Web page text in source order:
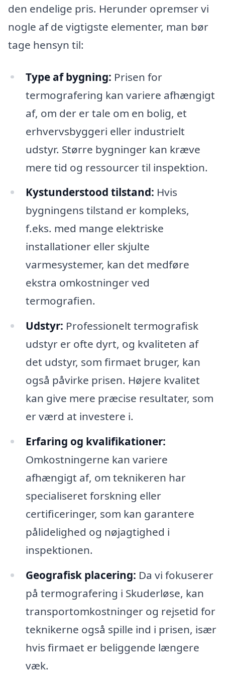
den endelige pris. Herunder opremser vi
nogle af de vigtigste elementer, man bør
tage hensyn til:
Type af bygning: Prisen for
termografering kan variere afhængigt
af, om der er tale om en bolig, et
erhvervsbyggeri eller industrielt
udstyr. Større bygninger kan kræve
mere tid og ressourcer til inspektion.
Kystunderstood tilstand: Hvis
bygningens tilstand er kompleks,
f.eks. med mange elektriske
installationer eller skjulte
varmesystemer, kan det medføre
ekstra omkostninger ved
termografien.
Udstyr: Professionelt termografisk
udstyr er ofte dyrt, og kvaliteten af
det udstyr, som firmaet bruger, kan
også påvirke prisen. Højere kvalitet
kan give mere præcise resultater, som
er værd at investere i.
Erfaring og kvalifikationer:
Omkostningerne kan variere
afhængigt af, om teknikeren har
specialiseret forskning eller
certificeringer, som kan garantere
pålidelighed og nøjagtighed i
inspektionen.
Geografisk placering: Da vi fokuserer
på termografering i Skuderløse, kan
transportomkostninger og rejsetid for
teknikerne også spille ind i prisen, især
hvis firmaet er beliggende længere
væk.